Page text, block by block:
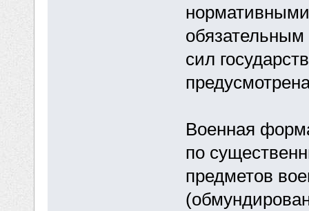
сил
Военная
по
предметов